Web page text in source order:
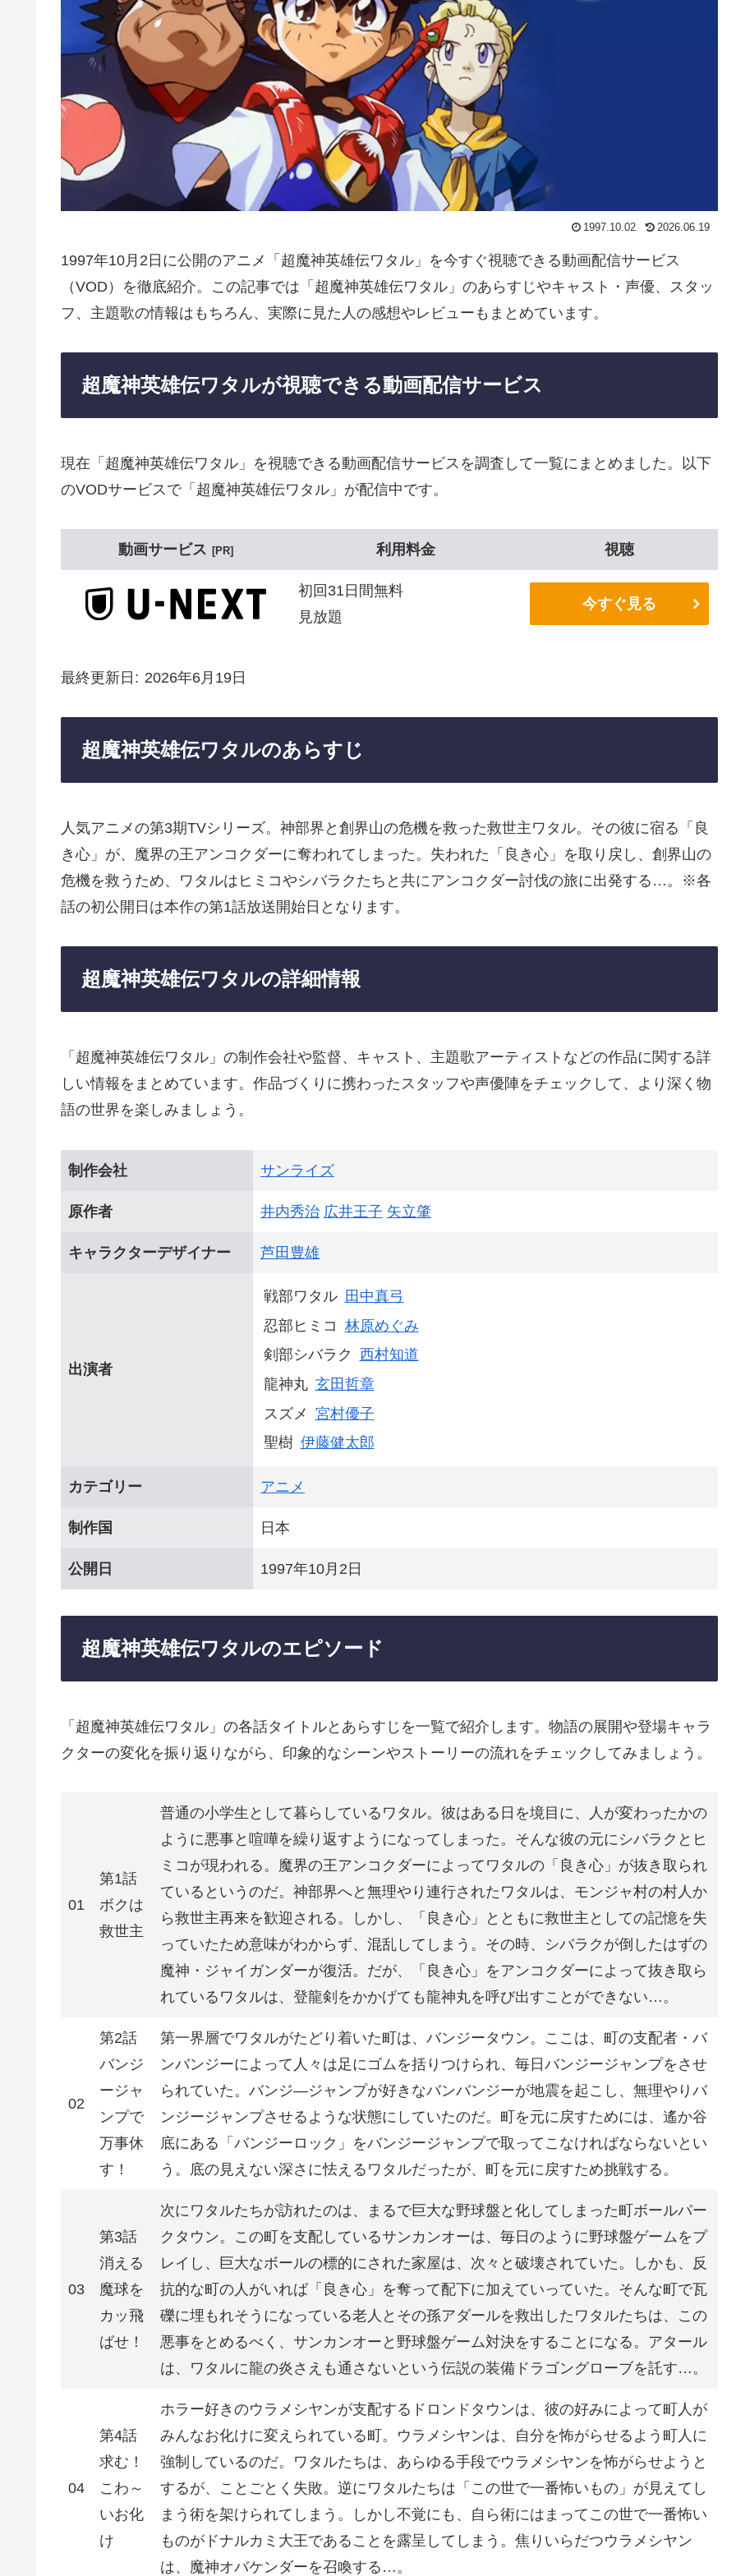
1997.10.02 2026.06.19
1997年10月2日に公開のアニメ「超魔神英雄伝ワタル」を今すぐ視聴できる動画配信サービス
（VOD）を徹底紹介。この記事では「超魔神英雄伝ワタル」のあらすじやキャスト・声優、スタッ
フ、主題歌の情報はもちろん、実際に見た人の感想やレビューもまとめています。
超魔神英雄伝ワタルが視聴できる動画配信サービス
現在「超魔神英雄伝ワタル」を視聴できる動画配信サービスを調査して一覧にまとめました。以下
のVODサービスで「超魔神英雄伝ワタル」が配信中です。
動画サービス PR 利用料金 視聴
初回31日間無料
見放題
今すぐ見る
最終更新日 2026年6月19日
超魔神英雄伝ワタルのあらすじ
人気アニメの第3期TVシリーズ。神部界と創界山の危機を救った救世主ワタル。その彼に宿る「良
き心」が、魔界の王アンコクダーに奪われてしまった。失われた「良き心」を取り戻し、創界山の
危機を救うため、ワタルはヒミコやシバラクたちと共にアンコクダー討伐の旅に出発する…。※各
話の初公開日は本作の第1話放送開始日となります。
超魔神英雄伝ワタルの詳細情報
「超魔神英雄伝ワタル」の制作会社や監督、キャスト、主題歌アーティストなどの作品に関する詳
しい情報をまとめています。作品づくりに携わったスタッフや声優陣をチェックして、より深く物
語の世界を楽しみましょう。
制作会社 サンライズ
原作者 井内秀治 広井王子 矢立肇
キャラクターデザイナー 芦田豊雄
出演者
戦部ワタル
田中真弓
忍部ヒミコ 林原めぐみ
剣部シバラク 西村知道
龍神丸 玄田哲章
スズメ 宮村優子
聖樹 伊藤健太郎
カテゴリー アニメ
制作国 日本
公開日 1997年10月2日
超魔神英雄伝ワタルのエピソード
「超魔神英雄伝ワタル」の各話タイトルとあらすじを一覧で紹介します。物語の展開や登場キャラ
クターの変化を振り返りながら、印象的なシーンやストーリーの流れをチェックしてみましょう。
01
第1話
ボクは
救世主
普通の小学生として暮らしているワタル。彼はある日を境目に、人が変わったかの
ように悪事と喧嘩を繰り返すようになってしまった。そんな彼の元にシバラクとヒ
ミコが現われる。魔界の王アンコクダーによってワタルの「良き心」が抜き取られ
ているというのだ。神部界へと無理やり連行されたワタルは、モンジャ村の村人か
ら救世主再来を歓迎される。しかし、「良き心」とともに救世主としての記憶を失
っていたため意味がわからず、混乱してしまう。その時、シバラクが倒したはずの
魔神・ジャイガンダーが復活。だが、「良き心」をアンコクダーによって抜き取ら
れているワタルは、登龍剣をかかげても龍神丸を呼び出すことができない…。
02
第2話
バンジ
ージャ
ンプで
万事休
す！
第一界層でワタルがたどり着いた町は、バンジータウン。ここは、町の支配者・バ
ンバンジーによって人々は足にゴムを括りつけられ、毎日バンジージャンプをさせ
られていた。バンジ―ジャンプが好きなバンバンジーが地震を起こし、無理やりバ
ンジージャンプさせるような状態にしていたのだ。町を元に戻すためには、遙か谷
底にある「バンジーロック」をバンジージャンプで取ってこなければならないとい
う。底の見えない深さに怯えるワタルだったが、町を元に戻すため挑戦する。
03
第3話
消える
魔球を
カッ飛
ばせ！
次にワタルたちが訪れたのは、まるで巨大な野球盤と化してしまった町ボールパー
クタウン。この町を支配しているサンカンオーは、毎日のように野球盤ゲームをプ
レイし、巨大なボールの標的にされた家屋は、次々と破壊されていた。しかも、反
抗的な町の人がいれば「良き心」を奪って配下に加えていっていた。そんな町で瓦
礫に埋もれそうになっている老人とその孫アダールを救出したワタルたちは、この
悪事をとめるべく、サンカンオーと野球盤ゲーム対決をすることになる。アタール
は、ワタルに龍の炎さえも通さないという伝説の装備ドラゴングローブを託す…。
04
第4話
求む！
こわ～
いお化
け
ホラー好きのウラメシヤンが支配するドロンドタウンは、彼の好みによって町人が
みんなお化けに変えられている町。ウラメシヤンは、自分を怖がらせるよう町人に
強制しているのだ。ワタルたちは、あらゆる手段でウラメシヤンを怖がらせようと
するが、ことごとく失敗。逆にワタルたちは「この世で一番怖いもの」が見えてし
まう術を架けられてしまう。しかし不覚にも、自ら術にはまってこの世で一番怖い
ものがドナルカミ大王であることを露呈してしまう。焦りいらだつウラメシヤン
は、魔神オバケンダーを召喚する…。